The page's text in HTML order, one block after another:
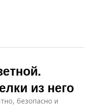
из него
безопасно и